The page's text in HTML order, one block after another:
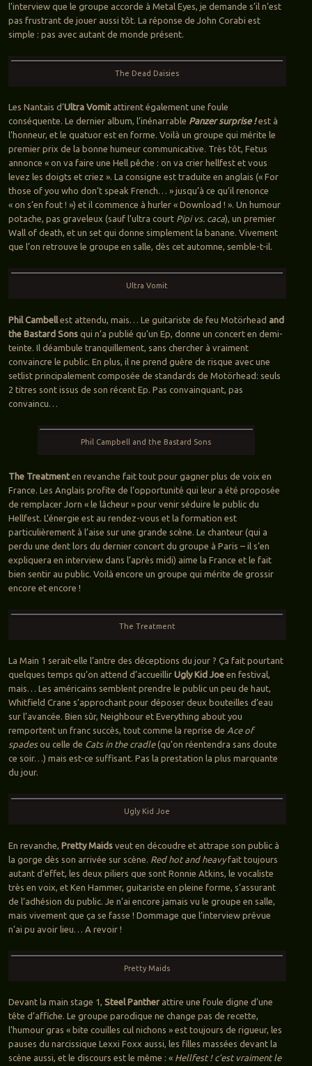
l’interview que le groupe accorde à Metal Eyes, je demande s’il n’est
pas frustrant de jouer aussi tôt. La réponse de John Corabi est
simple : pas avec autant de monde présent.
The Dead Daisies
Les Nantais d’Ultra Vomitattirent également une foule
conséquente. Le dernier album, l’inénarrable Panzer surprise !est à
l’honneur, et le quatuor est en forme. Voilà un groupe qui mérite le
premier prix de la bonne humeur communicative. Très tôt, Fetus
annonce « on va faire une Hell pêche : on va crier hellfest et vous
levez les doigts et criez ». La consigne est traduite en anglais (« For
those of you who don’t speak French… » jusqu’à ce qu’il renonce
« on s’en fout ! ») et il commence à hurler « Download ! ». Un humour
potache, pas graveleux (sauf l’ultra court Pipi vs. caca), un premier
Wall of death, et un set qui donne simplement la banane. Vivement
que l’on retrouve le groupe en salle, dès cet automne, semble-t-il.
Ultra Vomit
Phil Cambellest attendu, mais… Le guitariste de feu Motörhead and
the Bastard Sonsqui n’a publié qu’un Ep, donne un concert en demi-
teinte. Il déambule tranquillement, sans chercher à vraiment
convaincre le public. En plus, il ne prend guère de risque avec une
setlist principalement composée de standards de Motörhead: seuls
2 titres sont issus de son récent Ep. Pas convainquant, pas
convaincu…
Phil Campbell and the Bastard Sons
The Treatmenten revanche fait tout pour gagner plus de voix en
France. Les Anglais profite de l’opportunité qui leur a été proposée
de remplacer Jorn « le lâcheur » pour venir séduire le public du
Hellfest. L’énergie est au rendez-vous et la formation est
particulièrement à l’aise sur une grande scène. Le chanteur (qui a
perdu une dent lors du dernier concert du groupe à Paris – il s’en
expliquera en interview dans l’après midi) aime la France et le fait
bien sentir au public. Voilà encore un groupe qui mérite de grossir
encore et encore !
The Treatment
La Main 1 serait-elle l’antre des déceptions du jour ? Ça fait pourtant
quelques temps qu’on attend d’accueillir Ugly Kid Joeen festival,
mais… Les américains semblent prendre le public un peu de haut,
Whitfield Crane s’approchant pour déposer deux bouteilles d’eau
sur l’avancée. Bien sûr, Neighbour et Everything about you
remportent un franc succès, tout comme la reprise de Ace of
spadesou celle de Cats in the cradle(qu’on réentendra sans doute
ce soir…) mais est-ce suffisant. Pas la prestation la plus marquante
du jour.
Ugly Kid Joe
En revanche, Pretty Maidsveut en découdre et attrape son public à
la gorge dès son arrivée sur scène. Red hot and heavyfait toujours
autant d’effet, les deux piliers que sont Ronnie Atkins, le vocaliste
très en voix, et Ken Hammer, guitariste en pleine forme, s’assurant
de l’adhésion du public. Je n’ai encore jamais vu le groupe en salle,
mais vivement que ça se fasse ! Dommage que l’interview prévue
n’ai pu avoir lieu… A revoir !
Pretty Maids
Devant la main stage 1, Steel Pantherattire une foule digne d’une
tête d’affiche. Le groupe parodique ne change pas de recette,
l’humour gras « bite couilles cul nichons » est toujours de rigueur, les
pauses du narcissique Lexxi Foxx aussi, les filles massées devant la
scène aussi, et le discours est le même : « Hellfest ! c’est vraiment le